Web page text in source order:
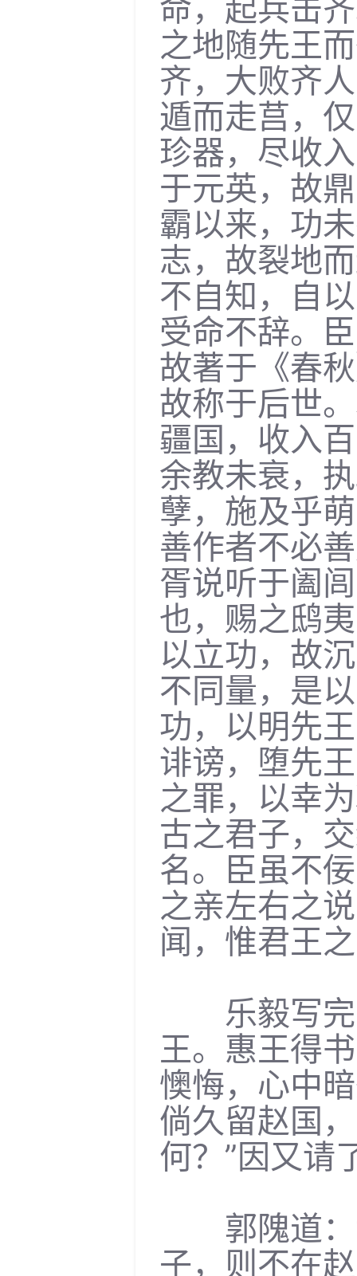
命，起兵击
之地随先王
齐，大败齐
遁而走莒，
珍器，尽收
于元英，故
霸以来，功
志，故裂地
不自知，自
受命不辞。
故著于《春
故称于后世
疆国，收入
余教未衰，
孽，施及乎
善作者不必
胥说听于阖
也，赐之鸱
以立功，故
不同量，是
功，以明先
诽谤，堕先
之罪，以幸
古之君子，
名。臣虽不
之亲左右之
闻，惟君王
乐毅写完
王。惠王得
懊悔，心中
倘久留赵国
何？”因又请
郭隗道：“
子，则不在